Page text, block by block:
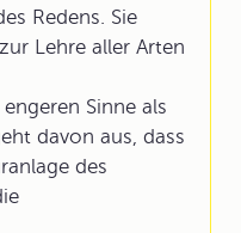
Redens. Sie
Lehre aller Arten
Sinne als
davon aus, dass
des